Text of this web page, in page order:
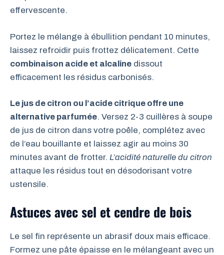
effervescente.
Portez le mélange à ébullition pendant 10 minutes,
laissez refroidir puis frottez délicatement. Cette
combinaison acide et alcaline dissout
efficacement les résidus carbonisés.
Le jus de citron ou l’acide citrique offre une
alternative parfumée. Versez 2-3 cuillères à soupe
de jus de citron dans votre poêle, complétez avec
de l’eau bouillante et laissez agir au moins 30
minutes avant de frotter. L’acidité naturelle du citron
attaque les résidus tout en désodorisant votre
ustensile.
Astuces avec sel et cendre de bois
Le sel fin représente un abrasif doux mais efficace.
Formez une pâte épaisse en le mélangeant avec un